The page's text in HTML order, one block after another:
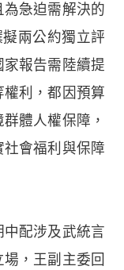
急迫需解決的
兩公約獨立評
報告需陸續提
利，都因預算
體人權保障，
會福利與保障
配涉及武統言
，王副主委回